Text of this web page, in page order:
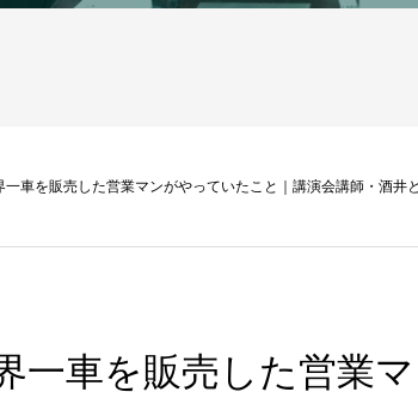
一車を販売した営業マンがやっていたこと｜講演会講師・酒井
一車を販売した営業